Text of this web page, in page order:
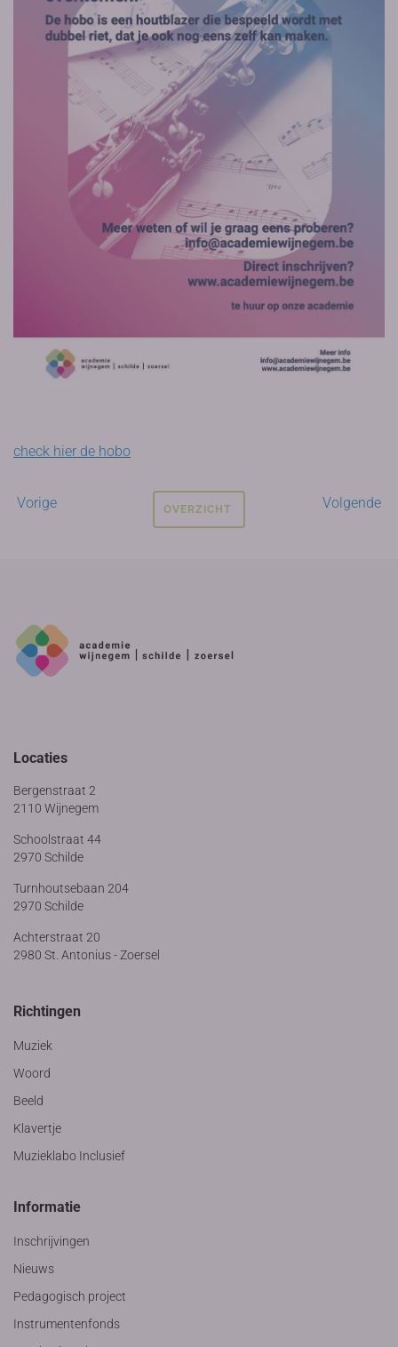
check hier de hobo
Vorige Volgende
OVERZICHT
Locaties
Bergenstraat 2
2110 Wijnegem
Schoolstraat 44
2970 Schilde
Turnhoutsebaan 204
2970 Schilde
Achterstraat 20
2980 St. Antonius - Zoersel
Richtingen
Muziek
Woord
Beeld
Klavertje
Muzieklabo Inclusief
Informatie
Inschrijvingen
Nieuws
Pedagogisch project
Instrumentenfonds